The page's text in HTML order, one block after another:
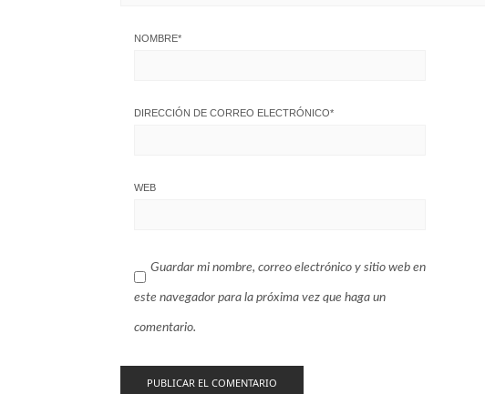
NOMBRE*
DIRECCIÓN DE CORREO ELECTRÓNICO*
WEB
Guardar mi nombre, correo electrónico y sitio web en
este navegador para la próxima vez que haga un
comentario.